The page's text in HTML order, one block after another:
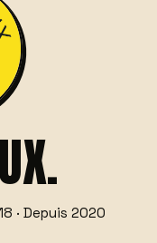
· Depuis 2020